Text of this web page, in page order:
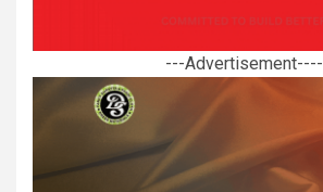
---Advertisement----